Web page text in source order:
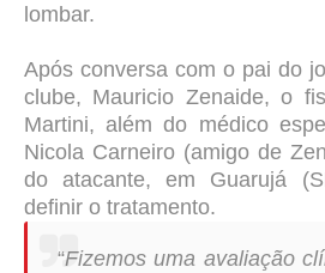
lombar.
Após conversa com o pai do
clube, Mauricio Zenaide, o
Martini, além do médico
Nicola Carneiro (amigo de
do atacante, em Guarujá
definir o tratamento.
“Fizemos uma avaliação